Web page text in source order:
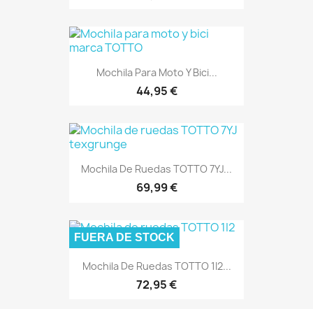
Mochila Para Moto Y Bici...
44,95 €
Mochila De Ruedas TOTTO 7YJ...
69,99 €
Mochila De Ruedas TOTTO 1I2...
72,95 €
FUERA DE STOCK